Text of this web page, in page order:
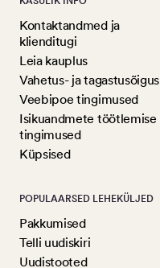
Kontaktandmed ja
klienditugi
Leia kauplus
Vahetus- ja tagastusõigus
Veebipoe tingimused
Isikuandmete töötlemise
tingimused
Küpsised
POPULAARSED LEHEKÜLJED
Pakkumised
Telli uudiskiri
Uudistooted